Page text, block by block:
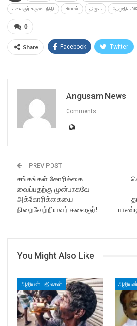
கலைஞர் கருணாநிதி சீமான் திமுக தேமுதிக
0
Share Facebook Twitter
Angusam News
Comments
PREV POST
சங்கங்கள் கோரிக்கை
வைப்பதற்கு முன்பாகவே
அக்கோரிக்கையை
நிறைவேற்றியவர் கலைஞர்!
You Might Also Like
அதியன் பதில்கள்